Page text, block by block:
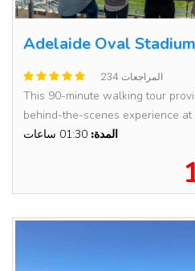
Adelaide Oval
234 المراجعات
This 90-minute walking tour
behind-the-scenes experience at
المدة: